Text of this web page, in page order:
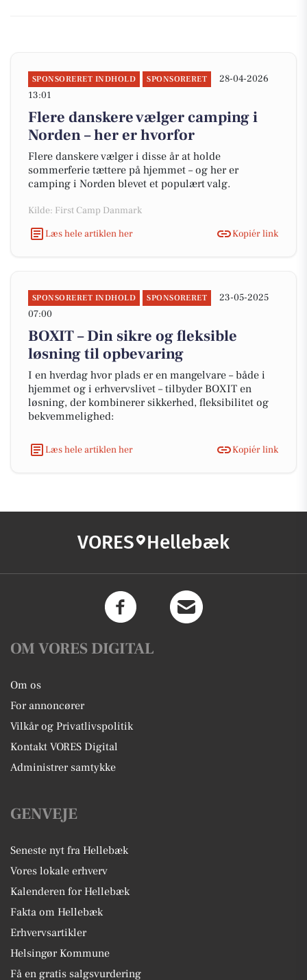
SPONSORERET INDHOLD SPONSORERET
28-04-2026
13:01
Flere danskere vælger camping i
Norden – her er hvorfor
Flere danskere vælger i disse år at holde
sommerferie tættere på hjemmet – og her er
camping i Norden blevet et populært valg.
Kilde: First Camp Danmark
Læs hele artiklen her
Kopiér link
SPONSORERET INDHOLD SPONSORERET
23-05-2025
07:00
BOXIT – Din sikre og fleksible
løsning til opbevaring
I en hverdag hvor plads er en mangelvare – både i
hjemmet og i erhvervslivet – tilbyder BOXIT en
løsning, der kombinerer sikkerhed, fleksibilitet og
bekvemmelighed:
Læs hele artiklen her Kopiér link
VORES Hellebæk
OM VORES DIGITAL
Om os
For annoncører
Vilkår og Privatlivspolitik
Kontakt VORES Digital
Administrer samtykke
GENVEJE
Seneste nyt fra Hellebæk
Vores lokale erhverv
Kalenderen for Hellebæk
Fakta om Hellebæk
Erhvervsartikler
Helsingør Kommune
Få en gratis salgsvurdering